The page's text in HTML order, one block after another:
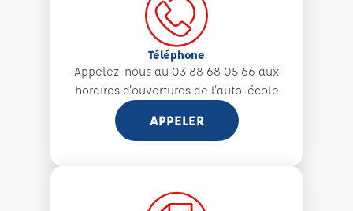
Téléphone
Appelez-nous au 03 88 68 05 66 aux
horaires d'ouvertures de l'auto-école
APPELER